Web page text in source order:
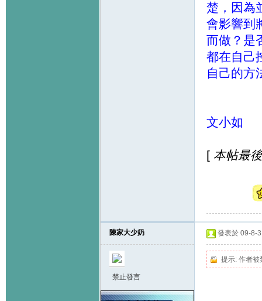
楚，因為
會影響到
而做？是
都在自己
自己的方
文小如
[ 本帖最
陳家大少奶
禁止發言
發表於 09-8-
提示: 作者被